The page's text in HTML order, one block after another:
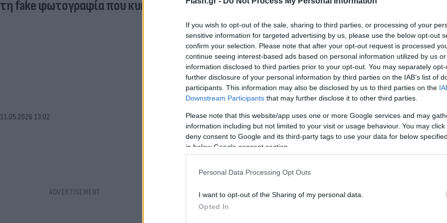
If you wish to opt-out of the sale, sharing to third parties, or processing of your
sensitive information for targeted advertising by us, please use the below opt-out
confirm your selection. Please note that after your opt-out request is processed
continue seeing interest-based ads based on personal information utilized by us
information disclosed to third parties prior to your opt-out. You may separately
further disclosure of your personal information by third parties on the IAB’s list of
participants. This information may also be disclosed by us to third parties on the
Downstream Participants that may further disclose it to other third parties.
Please note that this website/app uses one or more Google services and may
information including but not limited to your visit or usage behaviour. You may
deny consent to Google and its third-party tags to use your data for below
in below Google consent section.
Personal Data Processing Opt Outs
I want to opt-out of the Sharing of my personal data.
Opted In
τη fake φωτογραφία που κυκλοφόρησε
11.05.2026 13:02 ΑΝΙΧΝΕΥΤΗΣ